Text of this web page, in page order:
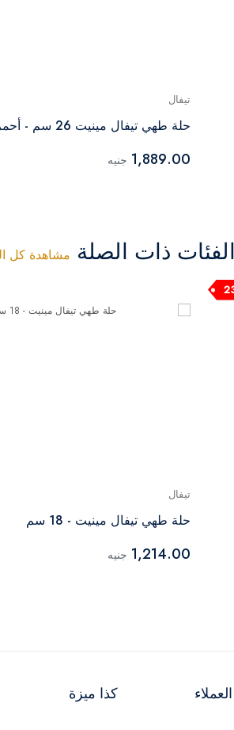
تيفال
حلة طهي تيفال مينيت 26 سم - أحمر
1,889.00 جنيه
ذات الصلة مشاهدة كل
تيفال
حلة طهي تيفال مينيت - 18 سم
1,214.00 جنيه
كذا ميزة